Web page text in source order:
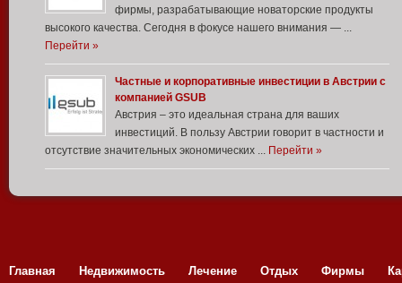
фирмы, разрабатывающие новаторские продукты
высокого качества. Сегодня в фокусе нашего внимания — ...
Перейти »
Частные и корпоративные инвестиции в Австрии с
компанией GSUB
Австрия – это идеальная страна для ваших
инвестиций. В пользу Австрии говорит в частности и
отсутствие значительных экономических ... Перейти »
Главная Недвижимость Лечение Отдых Фирмы